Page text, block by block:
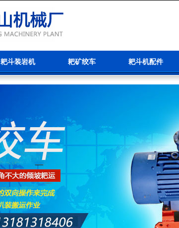
耙斗装岩机 耙矿绞车 耙斗机配件